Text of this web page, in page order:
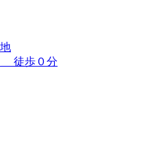
徒歩０分